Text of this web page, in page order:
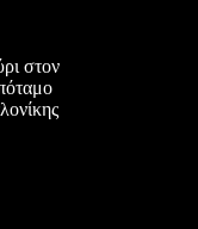
στον